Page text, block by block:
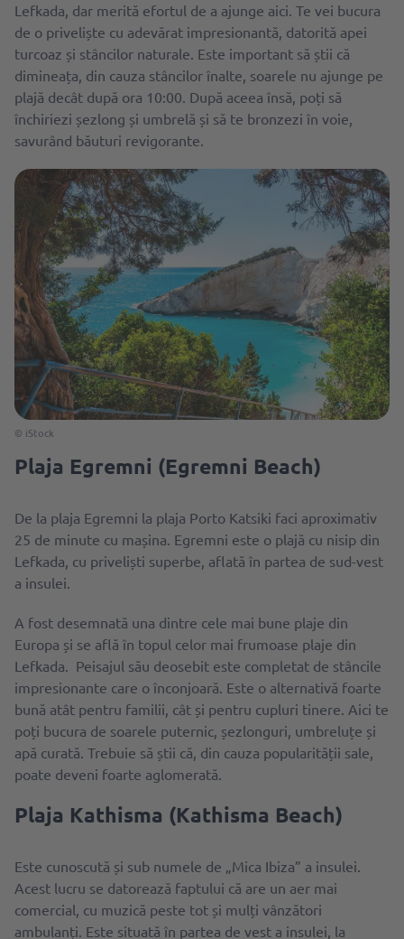
Lefkada, dar merită efortul de a ajunge aici. Te vei bucura
de o priveliște cu adevărat impresionantă, datorită apei
turcoaz și stâncilor naturale. Este important să știi că
dimineața, din cauza stâncilor înalte, soarele nu ajunge pe
plajă decât după ora 10:00. După aceea însă, poți să
închiriezi șezlong și umbrelă și să te bronzezi în voie,
savurând băuturi revigorante.
© iStock
Plaja Egremni (Egremni Beach)
De la plaja Egremni la plaja Porto Katsiki faci aproximativ
25 de minute cu mașina. Egremni este o plajă cu nisip din
Lefkada, cu priveliști superbe, aflată în partea de sud-vest
a insulei.
A fost desemnată una dintre cele mai bune plaje din
Europa și se află în topul celor mai frumoase plaje din
Lefkada. Peisajul său deosebit este completat de stâncile
impresionante care o înconjoară. Este o alternativă foarte
bună atât pentru familii, cât și pentru cupluri tinere. Aici te
poți bucura de soarele puternic, șezlonguri, umbreluțe și
apă curată. Trebuie să știi că, din cauza popularității sale,
poate deveni foarte aglomerată.
Plaja Kathisma (Kathisma Beach)
Este cunoscută și sub numele de „Mica Ibiza” a insulei.
Acest lucru se datorează faptului că are un aer mai
comercial, cu muzică peste tot și mulți vânzători
ambulanți. Este situată în partea de vest a insulei, la